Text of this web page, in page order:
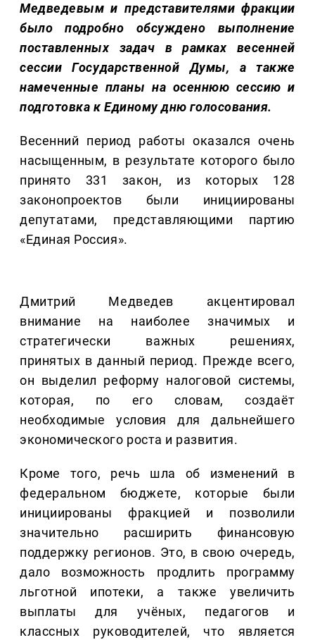
Медведевым и представителями фракции
было подробно обсуждено выполнение
поставленных задач в рамках весенней
сессии Государственной Думы, а также
намеченные планы на осеннюю сессию и
подготовка к Единому дню голосования.
Весенний период работы оказался очень
насыщенным, в результате которого было
принято 331 закон, из которых 128
законопроектов были инициированы
депутатами, представляющими партию
«Единая Россия».
Дмитрий Медведев акцентировал
внимание на наиболее значимых и
стратегически важных решениях,
принятых в данный период. Прежде всего,
он выделил реформу налоговой системы,
которая, по его словам, создаёт
необходимые условия для дальнейшего
экономического роста и развития.
Кроме того, речь шла об изменений в
федеральном бюджете, которые были
инициированы фракцией и позволили
значительно расширить финансовую
поддержку регионов. Это, в свою очередь,
дало возможность продлить программу
льготной ипотеки, а также увеличить
выплаты для учёных, педагогов и
классных руководителей, что является